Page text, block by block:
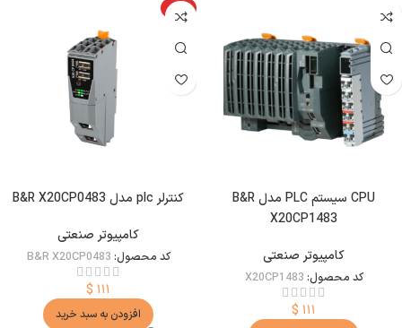
CPU سیستم PLC مدل B&R
X20CP1483
کامپیوتر صنعتی
کد محصول: X20CP1483
$ ۱۱۱
ویژه
کنترلر plc مدل B&R X20CP0483
کامپیوتر صنعتی
کد محصول: B&R X20CP0483
$ ۱۱۱
افزودن به سبد خرید